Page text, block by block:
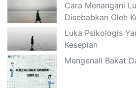
Cara Menangani
Disebabkan Oleh
Luka Psikologis
Kesepian
Mengenali Bakat